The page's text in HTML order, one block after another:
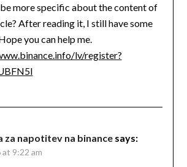
more specific about the content of
After reading it, I still have some
you can help me.
lv/register?
za napotitev na binance says:
9:22 am